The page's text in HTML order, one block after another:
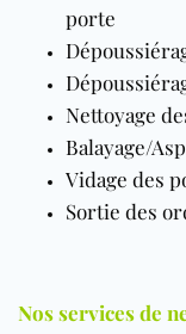
porte
Nettoyage
Balayage/
Vidage des
Sortie des
Nos services de